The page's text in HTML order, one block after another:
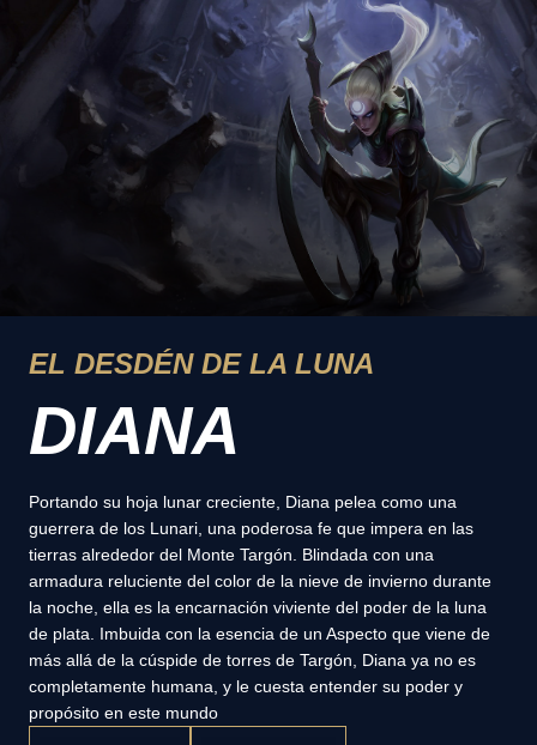
EL DESDÉN DE LA LUNA
DIANA
Portando su hoja lunar creciente, Diana pelea como una
guerrera de los Lunari, una poderosa fe que impera en las
tierras alrededor del Monte Targón. Blindada con una
armadura reluciente del color de la nieve de invierno durante
la noche, ella es la encarnación viviente del poder de la luna
de plata. Imbuida con la esencia de un Aspecto que viene de
más allá de la cúspide de torres de Targón, Diana ya no es
completamente humana, y le cuesta entender su poder y
propósito en este mundo